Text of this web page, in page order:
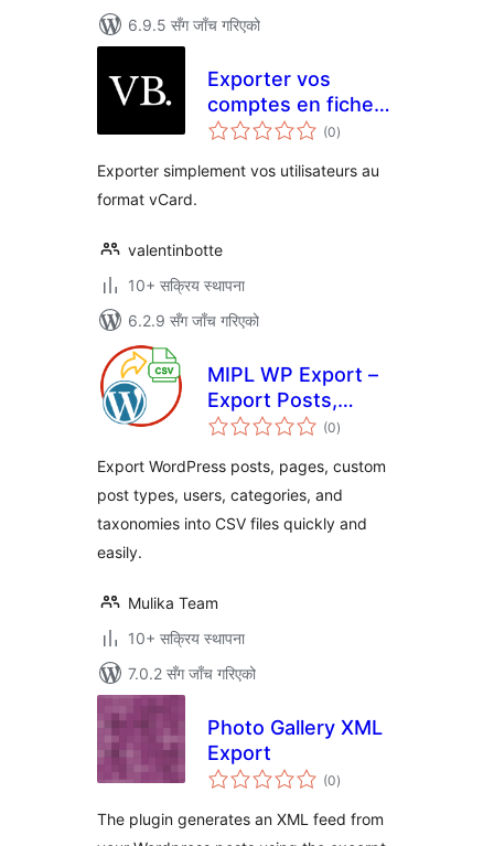
6.9.5 सँग जाँच गरिएको
Exporter vos
comptes en fiche
contact vCard
(0कुल
रेटिङ्गहरू
)
Exporter simplement vos utilisateurs au
format vCard.
valentinbotte
10+ सक्रिय स्थापना
6.2.9 सँग जाँच गरिएको
MIPL WP Export –
Export Posts,
Users, Categories
(0कुल
रेटिङ्गहरू
)
Export WordPress posts, pages, custom
post types, users, categories, and
taxonomies into CSV files quickly and
easily.
Mulika Team
10+ सक्रिय स्थापना
7.0.2 सँग जाँच गरिएको
Photo Gallery XML
Export
(0कुल
रेटिङ्गहरू
)
The plugin generates an XML feed from